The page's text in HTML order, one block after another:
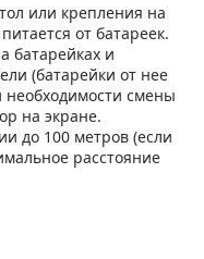
или крепления на
от батареек.
батарейках и
(батарейки от нее
смены
на экране.
до 100 метров (если
расстояние